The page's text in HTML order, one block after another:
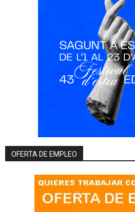
OFERTA DE EMPLEO